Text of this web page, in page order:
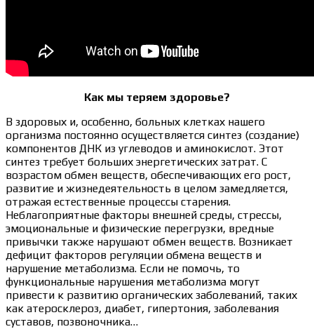
Как мы теряем здоровье?
В здоровых и, особенно, больных клетках нашего
организма постоянно осуществляется синтез (создание)
компонентов ДНК из углеводов и аминокислот. Этот
синтез требует больших энергетических затрат. С
возрастом обмен веществ, обеспечивающих его рост,
развитие и жизнедеятельность в целом замедляется,
отражая естественные процессы старения.
Неблагоприятные факторы внешней среды, стрессы,
эмоциональные и физические перегрузки, вредные
привычки также нарушают обмен веществ. Возникает
дефицит факторов регуляции обмена веществ и
нарушение метаболизма. Если не помочь, то
функциональные нарушения метаболизма могут
привести к развитию органических заболеваний, таких
как атеросклероз, диабет, гипертония, заболевания
суставов, позвоночника…